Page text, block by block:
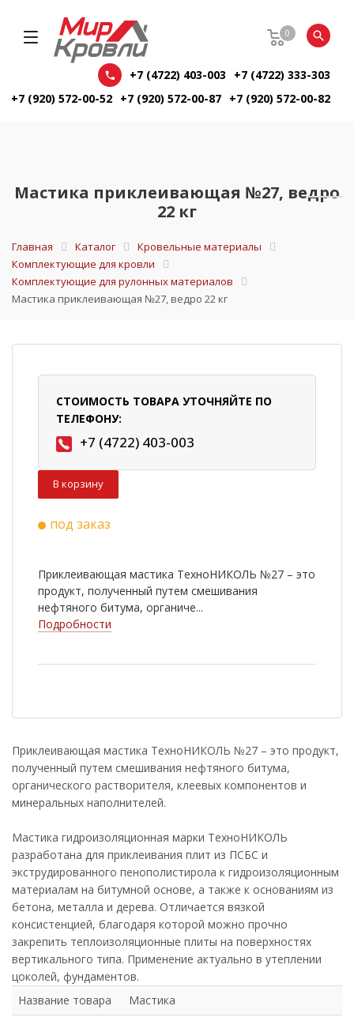
0
+7 (4722) 403-003
+7 (4722) 333-303
+7 (920) 572-00-52 +7 (920) 572-00-87 +7 (920) 572-00-82
Мастика приклеивающая №27, ведро
22 кг
Главная Каталог
Кровельные материалы
Комплектующие для кровли
Комплектующие для рулонных материалов
Мастика приклеивающая №27, ведро 22 кг
СТОИМОСТЬ ТОВАРА УТОЧНЯЙТЕ ПО
ТЕЛЕФОНУ:
+7 (4722) 403-003
В корзину
под заказ
Приклеивающая мастика ТехноНИКОЛЬ №27 – это
продукт, полученный путем смешивания
нефтяного битума, органиче...
Подробности
Приклеивающая мастика ТехноНИКОЛЬ №27 – это продукт,
полученный путем смешивания нефтяного битума,
органического растворителя, клеевых компонентов и
минеральных наполнителей.
Мастика гидроизоляционная марки ТехноНИКОЛЬ
разработана для приклеивания плит из ПСБС и
экструдированного пенополистирола к гидроизоляционным
материалам на битумной основе, а также к основаниям из
бетона, металла и дерева. Отличается вязкой
консистенцией, благодаря которой можно прочно
закрепить теплоизоляционные плиты на поверхностях
вертикального типа. Применение актуально в утеплении
цоколей, фундаментов.
Название товара
Мастика